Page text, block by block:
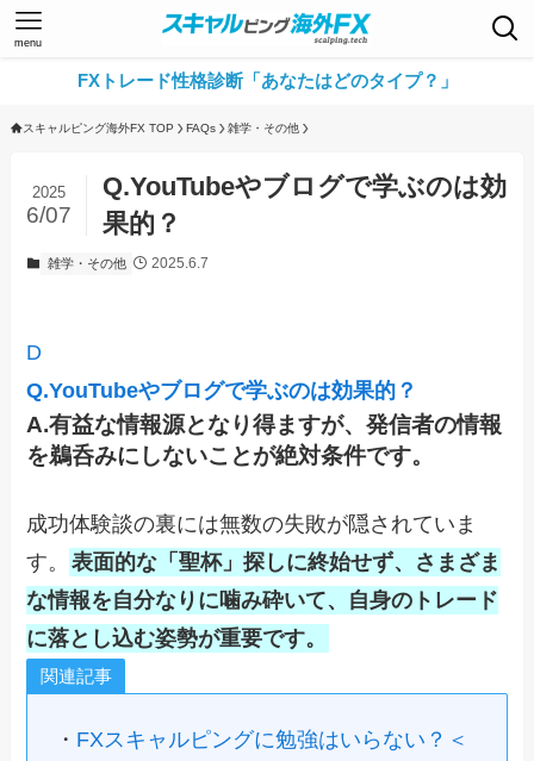
menu
FXトレード性格診断「あなたはどのタイプ？」
スキャルピング海外FX TOP FAQs 雑学・その他
Q.YouTubeやブログで学ぶのは効
果的？
2025
6/07
雑学・その他 2025.6.7
D
Q.YouTubeやブログで学ぶのは効果的？
A.有益な情報源となり得ますが、発信者の情報
を鵜呑みにしないことが絶対条件です。
成功体験談の裏には無数の失敗が隠されていま
す。 表面的な「聖杯」探しに終始せず、さまざま
な情報を自分なりに噛み砕いて、自身のトレード
に落とし込む姿勢が重要です。
関連記事
・ FXスキャルピングに勉強はいらない？＜